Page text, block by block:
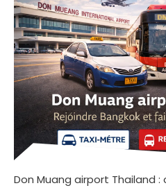
Don Muang airport Thailand